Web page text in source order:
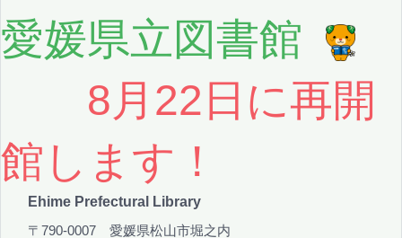
愛媛県立図書館
8月22日に再開
館します！
Ehime Prefectural Library
〒790-0007 愛媛県松山市堀之内